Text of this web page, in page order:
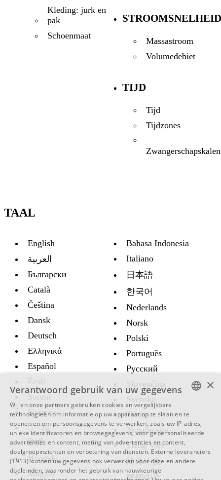
Kleding: jurk en
pak
Schoenmaat
STROOMSNELHEID
Massastroom
Volumedebiet
TIJD
Tijd
Tijdzones
TAAL
English
العربية
Български
Català
Čeština
Dansk
Deutsch
Ελληνικά
Español
Eesti
Suomi
Français
עברית
हिन्दी
Hrvatski
Magyar
Bahasa Indonesia
Italiano
日本語
한국어
Nederlands
Norsk
Polski
Português
Русский
Slovenčina
Svenska
Türkçe
Украïнська
Tiếng Việt
简体中文
ENGLISH
SWEDISH
SPANISH
CATALAN
ARABIC
×
Verantwoord gebruik van uw gegevens
Wij en onze partners gebruiken cookies en vergelijkbare
technologieën om informatie op uw apparaat op te slaan en te
openen en om persoonsgegevens te verwerken, zoals uw IP-adres,
unieke identificatoren en browsegegevens, voor gepersonaliseerde
advertenties en content, meting van advertenties en content,
doelgroepinzichten en verbetering van diensten. Externe leveranciers
(1913)kunnen uw gegevens ook verwerken voor deze en andere
doeleinden, waaronder het gebruik van nauwkeurige